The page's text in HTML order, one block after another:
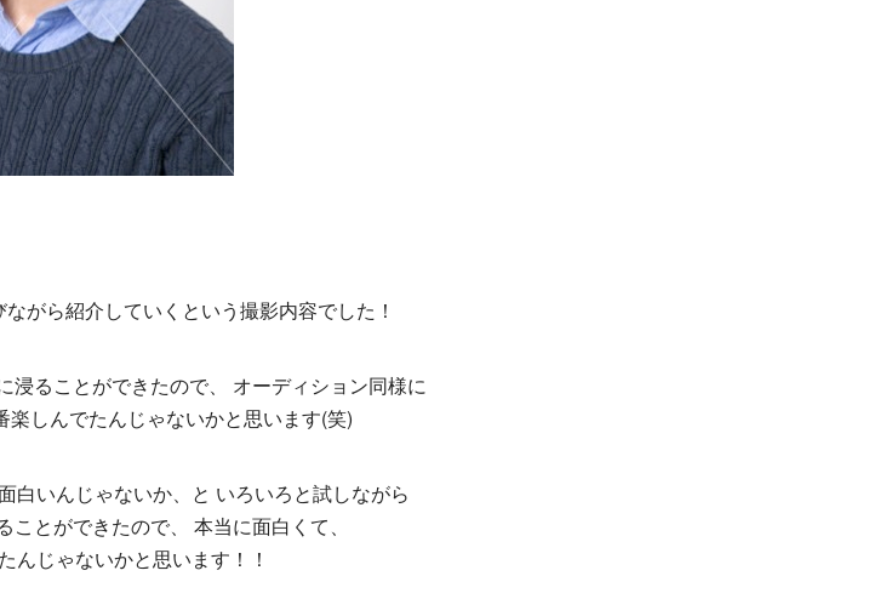
がら紹介していくという撮影内容でした！
浸ることができたので、 オーディション同様に
しんでたんじゃないかと思います(笑)
白いんじゃないか、と いろいろと試しながら
とができたので、 本当に面白くて、
んじゃないかと思います！！